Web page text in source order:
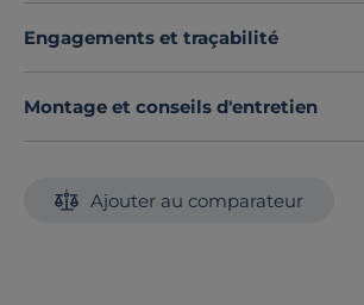
Engagements et traçabilité
Montage et conseils d'entretien
Ajouter au comparateur